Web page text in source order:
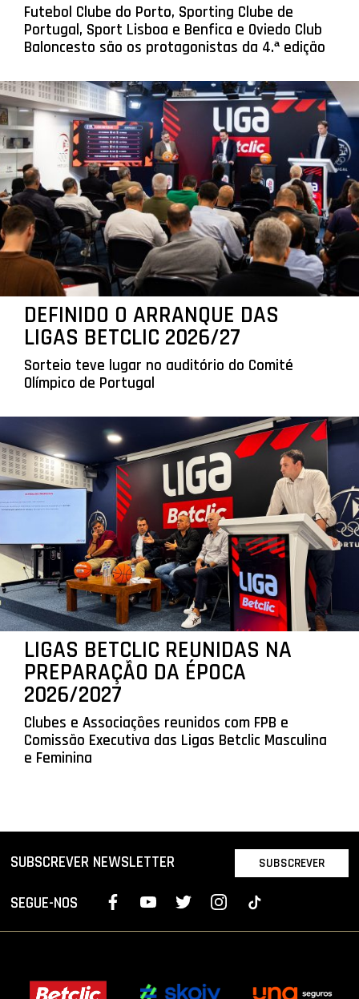
Futebol Clube do Porto, Sporting Clube de
Portugal, Sport Lisboa e Benfica e Oviedo Club
Baloncesto são os protagonistas da 4.ª edição
DEFINIDO O ARRANQUE DAS
LIGAS BETCLIC 2026/27
Sorteio teve lugar no auditório do Comité
Olímpico de Portugal
LIGAS BETCLIC REUNIDAS NA
PREPARAÇÃO DA ÉPOCA
2026/2027
Clubes e Associações reunidos com FPB e
Comissão Executiva das Ligas Betclic Masculina
e Feminina
SUBSCREVER NEWSLETTER SUBSCREVER
SEGUE-NOS